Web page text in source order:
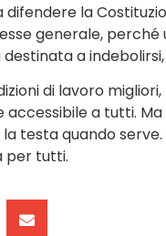
la
generale,
a
di lavoro
a tutti.
testa quando
per tutti.